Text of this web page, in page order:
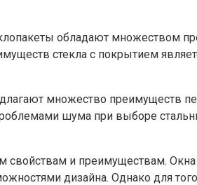
обладают множеством
стекла с покрытием
множество преимуществ
шума при выборе
свойствам и преимуществам.
дизайна. Однако для